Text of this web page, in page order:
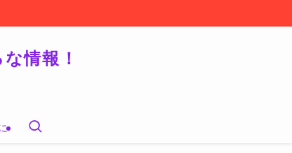
情報！